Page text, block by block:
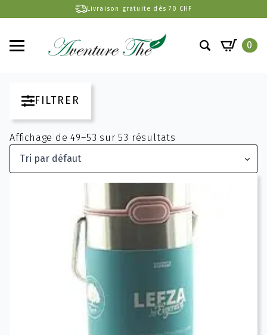
Livraison gratuite dès 70 CHF
0
FILTRER
Affichage de 49–53 sur 53 résultats